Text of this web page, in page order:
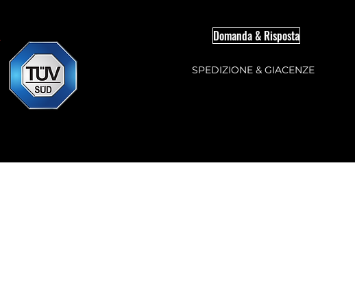
Domanda & Risposta
SPEDIZIONE & GIACENZE